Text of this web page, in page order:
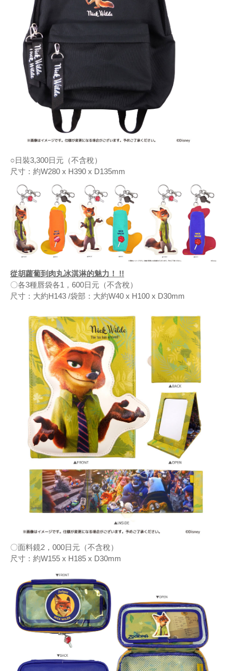
○日裝3,300日元（不含稅）
尺寸：約W280 x H390 x D135mm
從胡蘿蔔到肉丸冰淇淋的魅力！ !!
〇各3種唇袋各1，600日元（不含稅）
尺寸：大約H143 /袋部：大約W40 x H100 x D30mm
〇面料鏡2，000日元（不含稅）
尺寸：約W155 x H185 x D30mm